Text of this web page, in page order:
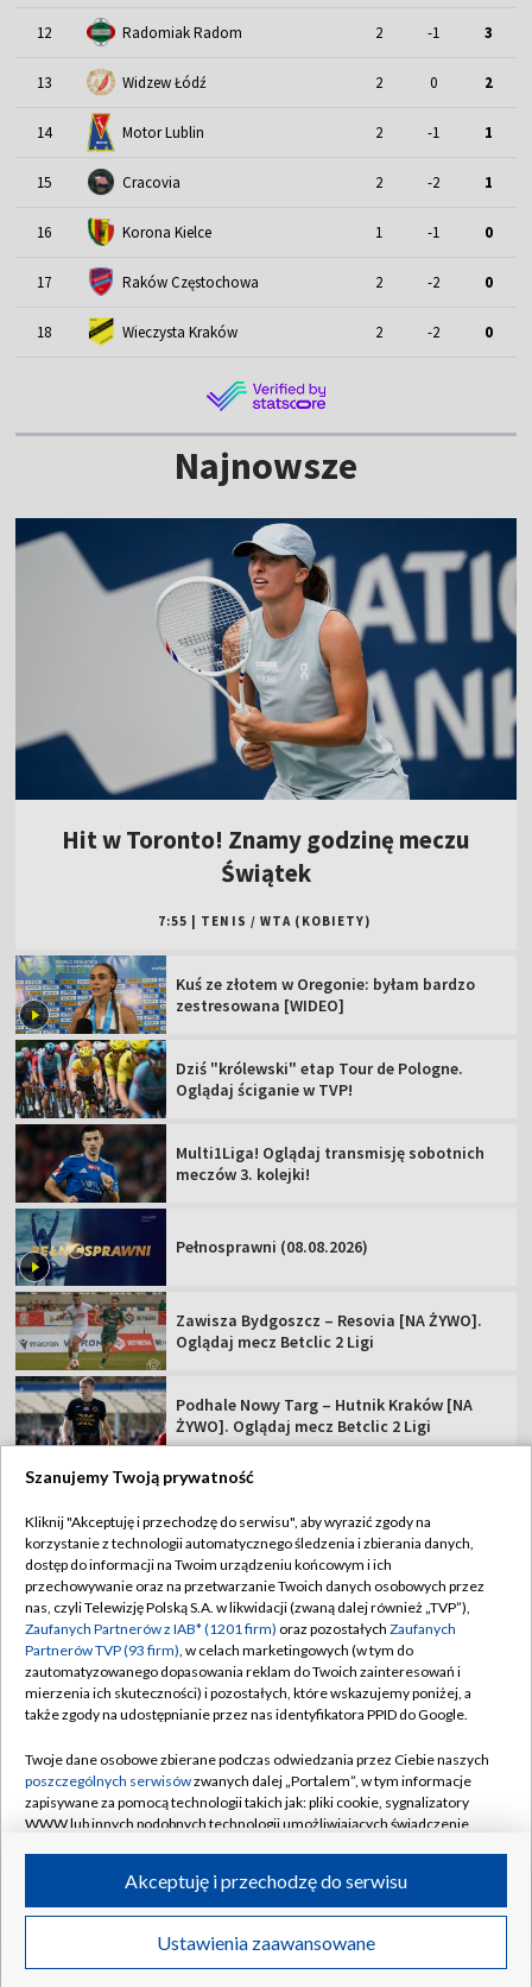
Transmisje Wideo
12 Radomiak Radom 2 -1 3
13 Widzew Łódź 2 0 2
14 Motor Lublin 2 -1 1
15 Cracovia 2 -2 1
16 Korona Kielce 1 -1 0
17 Raków Częstochowa 2 -2 0
18 Wieczysta Kraków 2 -2 0
Najnowsze
Hit w Toronto! Znamy godzinę meczu
Świątek
7:55 TENIS / WTA (KOBIETY)
Kuś ze złotem w Oregonie: byłam bardzo
zestresowana [WIDEO]
Dziś "królewski" etap Tour de Pologne.
Oglądaj ściganie w TVP!
Multi1Liga! Oglądaj transmisję sobotnich
meczów 3. kolejki!
Pełnosprawni (08.08.2026)
Zawisza Bydgoszcz – Resovia [NA ŻYWO].
Oglądaj mecz Betclic 2 Ligi
Podhale Nowy Targ – Hutnik Kraków [NA
ŻYWO]. Oglądaj mecz Betclic 2 Ligi
TVP
Abonament TVP
Sklep TVP
Biuro Reklamy
Oferta Handlowa
Emisja w TVP
Rada Programowa
Ogłoszenia przetargowe
Akademia Telewizyjna
Informacje o nadawcy
Centrum informacji TVP
Regulamin TVP
Polityka prywatności
Moje zgody
Biuro reklamy
Kanały
©2026 Telewizja Polska Spółka Akcyjna w likwidacji
Szanujemy Twoją prywatność
Kliknij "Akceptuję i przechodzę do serwisu", aby wyrazić zgody na
korzystanie z technologii automatycznego śledzenia i zbierania danych,
dostęp do informacji na Twoim urządzeniu końcowym i ich
przechowywanie oraz na przetwarzanie Twoich danych osobowych przez
nas, czyli Telewizję Polską S.A. w likwidacji (zwaną dalej również „TVP”),
Zaufanych Partnerów z IAB* (1201 firm) oraz pozostałych Zaufanych
Partnerów TVP (93 firm), w celach marketingowych (w tym do
zautomatyzowanego dopasowania reklam do Twoich zainteresowań i
mierzenia ich skuteczności) i pozostałych, które wskazujemy poniżej, a
także zgody na udostępnianie przez nas identyfikatora PPID do Google.
Twoje dane osobowe zbierane podczas odwiedzania przez Ciebie naszych
poszczególnych serwisówzwanych dalej „Portalem”, w tym informacje
zapisywane za pomocą technologii takich jak: pliki cookie, sygnalizatory
WWW lub innych podobnych technologii umożliwiających świadczenie
ruchu w Internecie.
Twoje dane osobowe zbierane podczas odwiedzania przez Ciebie
poszczególnych serwisówna Portalu, takie jak adresy IP, identyfikatory
Ustawienia zaawansowane
Akceptuję i przechodzę do serwisu